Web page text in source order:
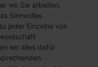
wo Sie arbeiten.
Sinnvolles
jeder Einzelne von
wir alles dafür